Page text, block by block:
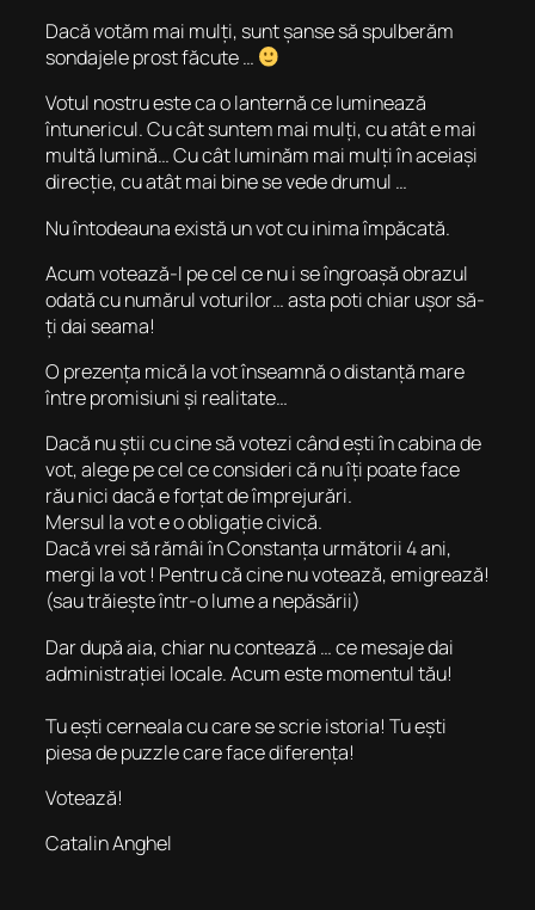
Dacă votăm mai mulți, sunt șanse să spulberăm
sondajele prost făcute …
Votul nostru este ca o lanternă ce luminează
întunericul. Cu cât suntem mai mulți, cu atât e mai
multă lumină… Cu cât luminăm mai mulți în aceiași
direcție, cu atât mai bine se vede drumul …
Nu întodeauna există un vot cu inima împăcată.
Acum votează-l pe cel ce nu i se îngroașă obrazul
odată cu numărul voturilor… asta poti chiar ușor să-
ți dai seama!
O prezența mică la vot înseamnă o distanță mare
între promisiuni și realitate…
Dacă nu știi cu cine să votezi când ești în cabina de
vot, alege pe cel ce consideri că nu îți poate face
rău nici dacă e forțat de împrejurări.
Mersul la vot e o obligație civică.
Dacă vrei să rămâi în Constanța următorii 4 ani,
mergi la vot ! Pentru că cine nu votează, emigrează!
(sau trăiește într-o lume a nepăsării)
Dar după aia, chiar nu contează … ce mesaje dai
administrației locale. Acum este momentul tău!
Tu ești cerneala cu care se scrie istoria! Tu ești
piesa de puzzle care face diferența!
Votează!
Catalin Anghel